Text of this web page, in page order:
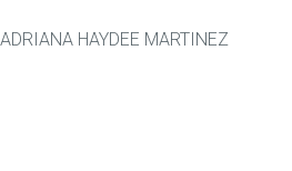
HAYDEE MARTINEZ